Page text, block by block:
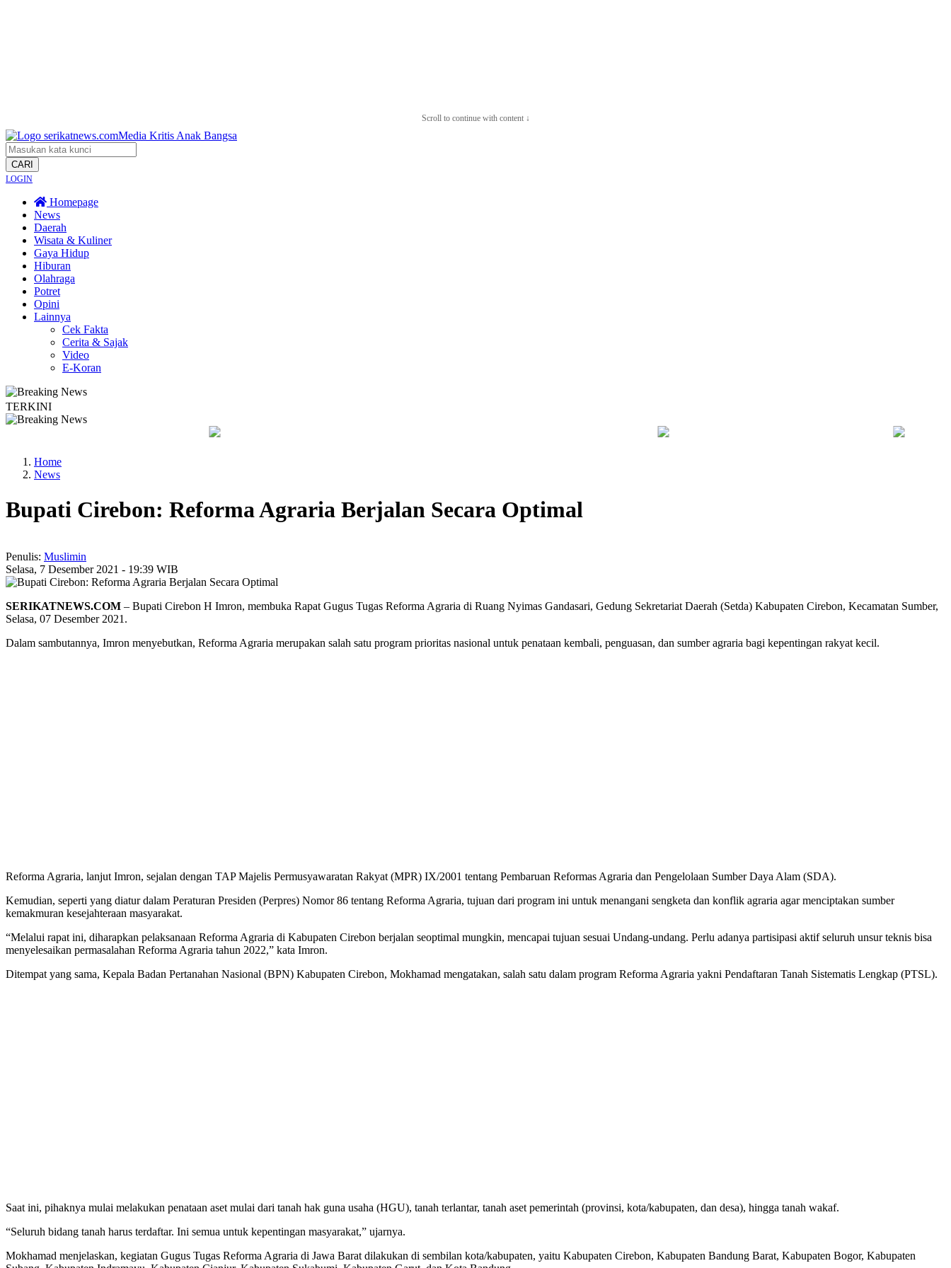
Scroll to continue with content ↓
CARI
LOGIN
Homepage
News
Daerah
Wisata & Kuliner
Gaya Hidup
Hiburan
Olahraga
Potret
Opini
Lainnya
Cek Fakta
Cerita & Sajak
Video
E-Koran
TERKINI
Legislator PKB Kecam Aksi Nirempati Nakes ke Pasien BPJS, Minta Pelaku Diberi Sanksi Tegas Kebakaran Savana Bromo Capai 80 Hektare Bapas
Home
News
Bupati Cirebon: Reforma Agraria Berjalan Secara Optimal
Penulis: Muslimin
Selasa, 7 Desember 2021 - 19:39 WIB
SERIKATNEWS.COM – Bupati Cirebon H Imron, membuka Rapat Gugus Tugas Reforma Agraria di Ruang Nyimas Gandasari, Gedung Sekretariat Daerah (Setda) Kabupaten Cirebon, Kecamatan Sumber,
Selasa, 07 Desember 2021.
Dalam sambutannya, Imron menyebutkan, Reforma Agraria merupakan salah satu program prioritas nasional untuk penataan kembali, penguasan, dan sumber agraria bagi kepentingan rakyat kecil.
Reforma Agraria, lanjut Imron, sejalan dengan TAP Majelis Permusyawaratan Rakyat (MPR) IX/2001 tentang Pembaruan Reformas Agraria dan Pengelolaan Sumber Daya Alam (SDA).
Kemudian, seperti yang diatur dalam Peraturan Presiden (Perpres) Nomor 86 tentang Reforma Agraria, tujuan dari program ini untuk menangani sengketa dan konflik agraria agar menciptakan sumber
kemakmuran kesejahteraan masyarakat.
“Melalui rapat ini, diharapkan pelaksanaan Reforma Agraria di Kabupaten Cirebon berjalan seoptimal mungkin, mencapai tujuan sesuai Undang-undang. Perlu adanya partisipasi aktif seluruh unsur teknis bisa
menyelesaikan permasalahan Reforma Agraria tahun 2022,” kata Imron.
Ditempat yang sama, Kepala Badan Pertanahan Nasional (BPN) Kabupaten Cirebon, Mokhamad mengatakan, salah satu dalam program Reforma Agraria yakni Pendaftaran Tanah Sistematis Lengkap (PTSL).
Saat ini, pihaknya mulai melakukan penataan aset mulai dari tanah hak guna usaha (HGU), tanah terlantar, tanah aset pemerintah (provinsi, kota/kabupaten, dan desa), hingga tanah wakaf.
“Seluruh bidang tanah harus terdaftar. Ini semua untuk kepentingan masyarakat,” ujarnya.
Mokhamad menjelaskan, kegiatan Gugus Tugas Reforma Agraria di Jawa Barat dilakukan di sembilan kota/kabupaten, yaitu Kabupaten Cirebon, Kabupaten Bandung Barat, Kabupaten Bogor, Kabupaten